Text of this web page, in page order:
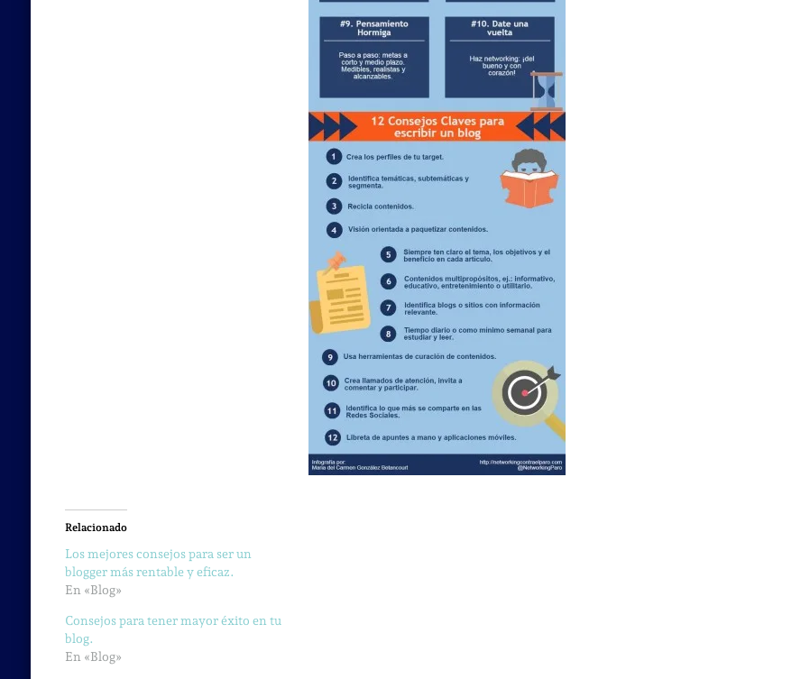
Relacionado
Los mejores consejos para ser un
blogger más rentable y eficaz.
En «Blog»
Consejos para tener mayor éxito en tu
blog.
En «Blog»